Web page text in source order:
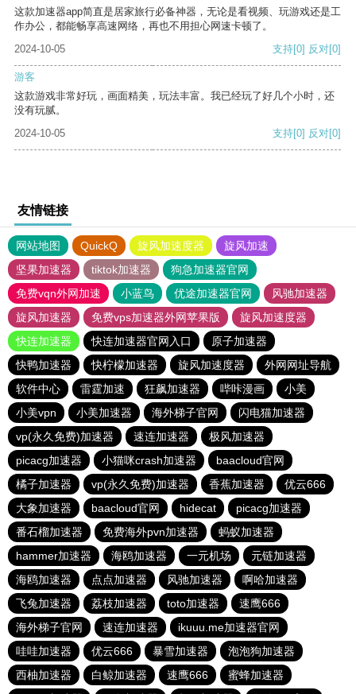
这款加速器app简直是居家旅行必备神器，无论是看视频、玩游戏还是工
作办公，都能畅享高速网络，再也不用担心网速卡顿了。
2024-10-05
支持[0] 反对[0]
游客
这款游戏非常好玩，画面精美，玩法丰富。我已经玩了好几个小时，还
没有玩腻。
2024-10-05
支持[0] 反对[0]
友情链接
网站地图 QuickQ 旋风加速度器
旋风加速
坚果加速器
tiktok加速器
狗急加速器官网
免费vqn外网加速
小蓝鸟 优途加速器官网
风驰加速器
旋风加速器
免费vps加速器外网苹果版
旋风加速度器
快连加速器
快连加速器官网入口
原子加速器
快鸭加速器
快柠檬加速器 旋风加速度器
外网网址导航
软件中心
雷霆加速 狂飙加速器 哔咔漫画
小美
小美vpn
小美加速器 海外梯子官网
闪电猫加速器
vp(永久免费)加速器
速连加速器
极风加速器
picacg加速器
小猫咪crash加速器
baacloud官网
橘子加速器
vp(永久免费)加速器 香蕉加速器
优云666
大象加速器
baacloud官网 hidecat
picacg加速器
番石榴加速器
免费海外pvn加速器
蚂蚁加速器
hammer加速器
海鸥加速器 一元机场
元链加速器
海鸥加速器
点点加速器 风驰加速器
啊哈加速器
飞兔加速器
荔枝加速器 toto加速器
速鹰666
海外梯子官网
速连加速器
ikuuu.me加速器官网
哇哇加速器
优云666 暴雪加速器
泡泡狗加速器
西柚加速器
白鲸加速器 速鹰666
蜜蜂加速器